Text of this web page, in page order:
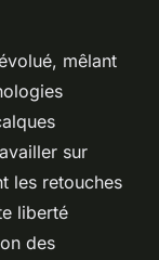
mêlant
sur
les retouches
liberté
des